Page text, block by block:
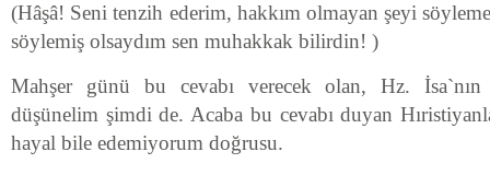
(Hâşâ! Seni tenzih ederim, hakkım olmayan şeyi
söylemiş olsaydım sen muhakkak bilirdin! )
Mahşer günü bu cevabı verecek olan, Hz.
düşünelim şimdi de. Acaba bu cevabı duyan
hayal bile edemiyorum doğrusu.